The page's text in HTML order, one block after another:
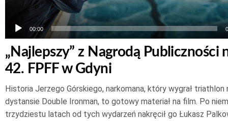
00:00
„Najlepszy” z Nagrodą Publiczności
42. FPFF w Gdyni
Historia Jerzego Górskiego, narkomana, który wygrał triathlon
dystansie Double Ironman, to gotowy materiał na film. Po
trzydziestu latach od tych wydarzeń nakręcił go Łukasz